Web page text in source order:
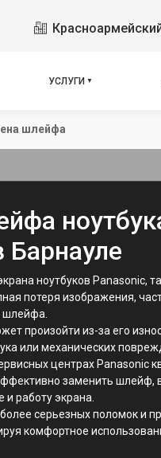
УСЛУГИ
шлейфа
Барнауле
ноутбуков Panasonic,
потеря изображения,
шлейфа.
произойти из-за его
или механических
центрах Panasonic
заменить шлейф,
работу экрана.
серьезных поломок и
комфортное